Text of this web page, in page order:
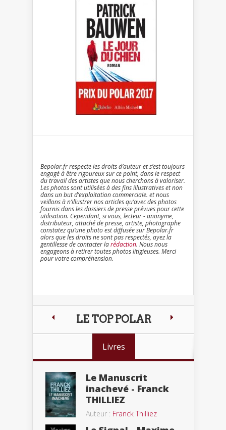
Bepolar.fr respecte les droits d’auteur et s’est toujours
engagé à être rigoureux sur ce point, dans le respect
du travail des artistes que nous cherchons à valoriser.
Les photos sont utilisées à des fins illustratives et non
dans un but d’exploitation commerciale. et nous
veillons à n’illustrer nos articles qu’avec des photos
fournis dans les dossiers de presse prévues pour cette
utilisation. Cependant, si vous, lecteur - anonyme,
distributeur, attaché de presse, artiste, photographe
constatez qu’une photo est diffusée sur Bepolar.fr
alors que les droits ne sont pas respectés, ayez la
gentillesse de contacter larédaction. Nous nous
engageons à retirer toutes photos litigieuses. Merci
pour votre compréhension.
LE TOP POLAR
Livres
Le Manuscrit
inachevé - Franck
THILLIEZ
Auteur : Franck Thilliez